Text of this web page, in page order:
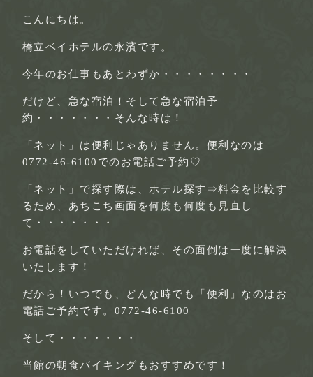
こんにちは。
橋立ベイホテルの永濱です。
今年のお仕事もあとわずか・・・・・・・・
だけど、急な宿泊！そして急な宿泊予
約・・・・・・・そんな時は！
「ネット」は便利じゃありません。 便利なのは
0772-46-6100でのお電話ご予約♡
「ネット」で探す際は、ホテル探す⇒料金を比較す
るため、あちこち画面を何度も何度も見直し
て・・・・・・・
お電話をしていただければ、 その面倒は一度に解決
いたします！
だから！いつでも、どんな時でも「便利」なのはお
電話ご予約です。 0772-46-6100
そして・・・・・・・
当館の朝食バイキングもおすすめです！